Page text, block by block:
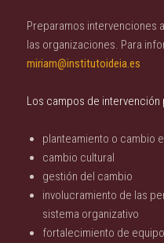
Preparamos intervenciones
las organizaciones. Para
miriam@institutoideia.es
Los campos de intervención
planteamiento o cambio
cambio cultural
gestión del cambio
involucramiento de las
sistema organizativo
fortalecimiento de